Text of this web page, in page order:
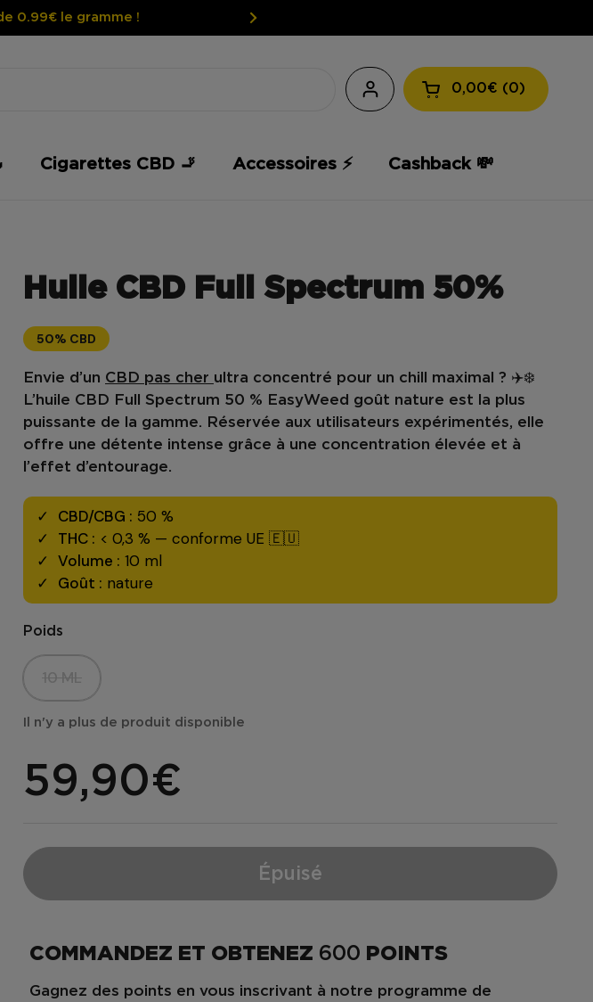
0.99€ le gramme !
Ouvrir le panier
0,00€ 0
Cigarettes CBD 🚬 Accessoires ⚡️ Cashback 💸
Huile CBD Full Spectrum 50%
50% CBD
Envie d’un CBD pas cher ultra concentré pour un chill maximal ? ✈️❄️
L’ huile CBD Full Spectrum 50 % EasyWeed goût nature est la plus
puissante de la gamme. Réservée aux utilisateurs expérimentés, elle
offre une détente intense grâce à une concentration élevée et à
l’effet d’entourage.
CBD/CBG : 50 %
THC : < 0,3 % — conforme UE 🇪🇺
Volume : 10 ml
Goût : nature
Poids
10 ML
Il n'y a plus de produit disponible
59,90€
Épuisé
COMMANDEZ ET OBTENEZ 600 POINTS
Gagnez des points en vous inscrivant à notre programme de